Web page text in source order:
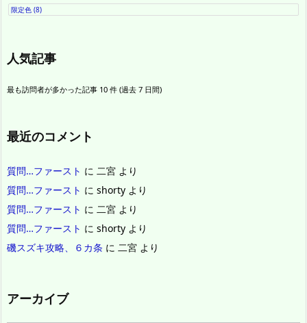
限定色 (8)
人気記事
最も訪問者が多かった記事 10 件 (過去 7 日間)
最近のコメント
質問…ファースト に 二宮 より
質問…ファースト に shorty より
質問…ファースト に 二宮 より
質問…ファースト に shorty より
磯スズキ攻略、６カ条 に 二宮 より
アーカイブ